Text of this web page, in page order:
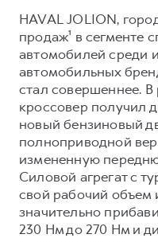
POER
от 3 449 000 ₽
Для малого бизнеса
Корпоративным
Крупным
Система
Сервис для
HAVAL Лизинг
АКСЕССУАРЫ
Автомобильные
Мобильное
Программа «HAVAL
Руководства по
Подписки
АКСЕССУАРЫ
Автомобильные
Коллекция CITY
Коллекция Базовая
HAVAL JOLION,
продаж¹ в сегменте
автомобилей среди
автомобильных
стал совершеннее.
кроссовер получил
новый бензиновый
полноприводной
измененную
Силовой агрегат с
свой рабочий объем
значительно
230 Нм до 270 Нм и